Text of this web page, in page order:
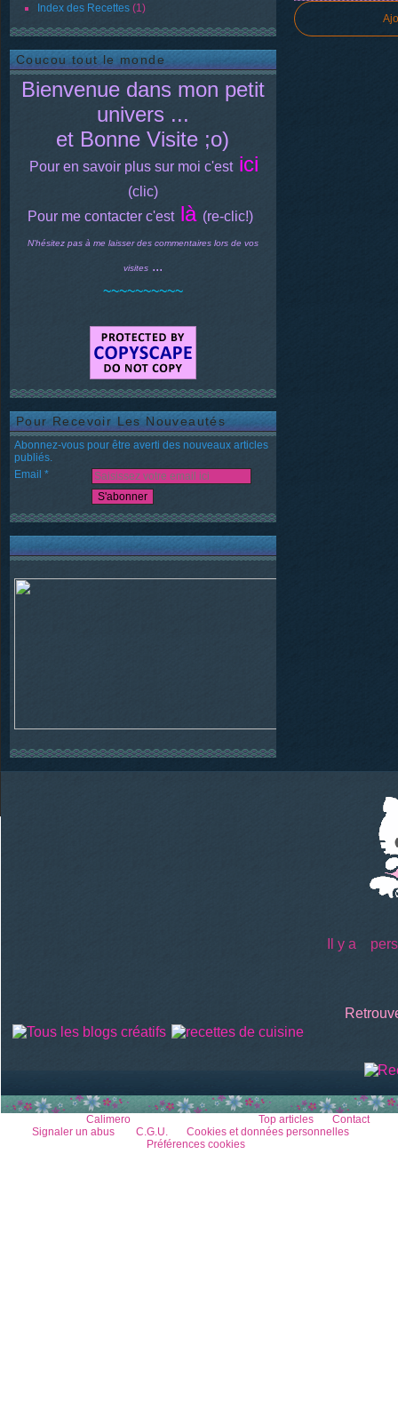
Index des Recettes (1)
Coucou tout le monde
Bienvenue dans mon petit
univers ...
et Bonne Visite ;o)
Pour en savoir plus sur moi c'est ici
(clic)
Pour me contacter c'est là (re-clic!)
N'hésitez pas à me laisser des commentaires lors de vos
visites ...
~~~~~~~~~~
Pour Recevoir Les Nouveautés
Abonnez-vous pour être averti des nouveaux articles
publiés.
Email
Il y a
Voir le profil deCalimero Top articles
Contact
Signaler un abus
C.G.U.
Cookies et données personnelles
Préférences cookies